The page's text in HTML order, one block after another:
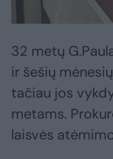
32 metų
ir šešių
tačiau jos
metams.
laisvės